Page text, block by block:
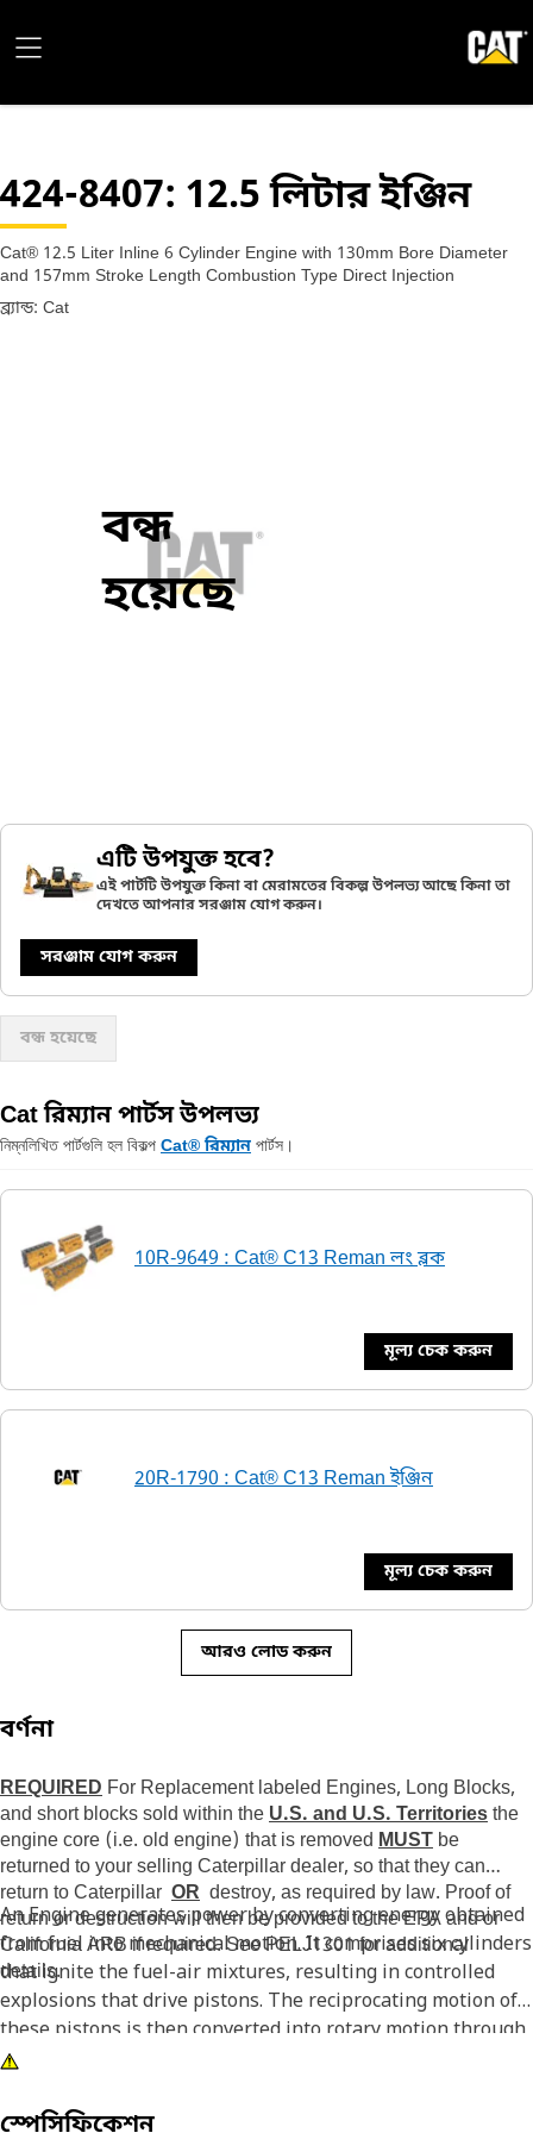
424-8407: 12.5 লিটার ইঞ্জিন
Cat® 12.5 Liter Inline 6 Cylinder Engine with 130mm Bore Diameter
and 157mm Stroke Length Combustion Type Direct Injection
ব্র্যান্ড: Cat
বন্ধ
হয়েছে
এটি উপযুক্ত হবে?
এই পার্টটি উপযুক্ত কিনা বা মেরামতের বিকল্প উপলভ্য আছে কিনা তা
দেখতে আপনার সরঞ্জাম যোগ করুন।
সরঞ্জাম যোগ করুন
বন্ধ হয়েছে
Cat রিম্যান পার্টস উপলভ্য
নিম্নলিখিত পার্টগুলি হল বিকল্প Cat® রিম্যান পার্টস।
10R-9649 : Cat® C13 Reman লং ব্লক
মূল্য চেক করুন
20R-1790 : Cat® C13 Reman ইঞ্জিন
মূল্য চেক করুন
আরও লোড করুন
বর্ণনা
REQUIRED For Replacement labeled Engines, Long Blocks,
and short blocks sold within theU.S. and U.S. Territoriesthe
engine core (i.e. old engine) that is removed MUST be
returned to your selling Caterpillar dealer, so that they can
return to Caterpillar OR destroy, as required by law. Proof of
return or destruction will then be provided to the EPA and or
California ARB if required. See PELJ1301 for additional
details.
An Engine generates power by converting energy obtained
from fuel into mechanical motion. It comprises six cylinders
that ignite the fuel-air mixtures, resulting in controlled
explosions that drive pistons. The reciprocating motion of
these pistons is then converted into rotary motion through
a crankshaft, which transfers power to the gearbox, which
the gear engaged.
স্পেসিফিকেশন